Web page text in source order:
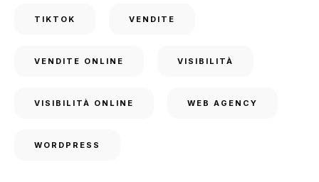
TIKTOK VENDITE
VENDITE ONLINE VISIBILITÀ
VISIBILITÀ ONLINE WEB AGENCY
WORDPRESS